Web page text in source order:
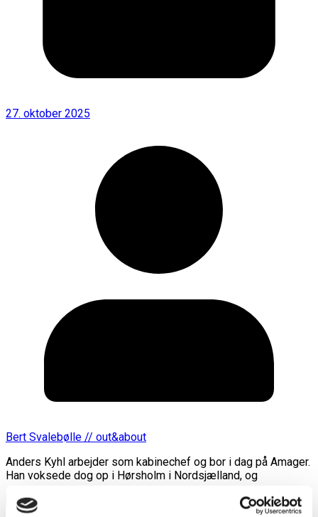
27. oktober 2025
Bert Svalebølle // out&about
Anders Kyhl arbejder som kabinechef og bor i dag på Amager.
Han voksede dog op i Hørsholm i Nordsjælland, og
Læs mere